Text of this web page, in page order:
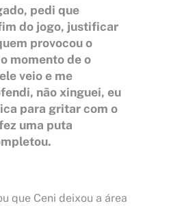
pedi que
do jogo, justificar
provocou o
momento de o
veio e me
não xinguei, eu
para gritar com o
uma puta
que Ceni deixou a área